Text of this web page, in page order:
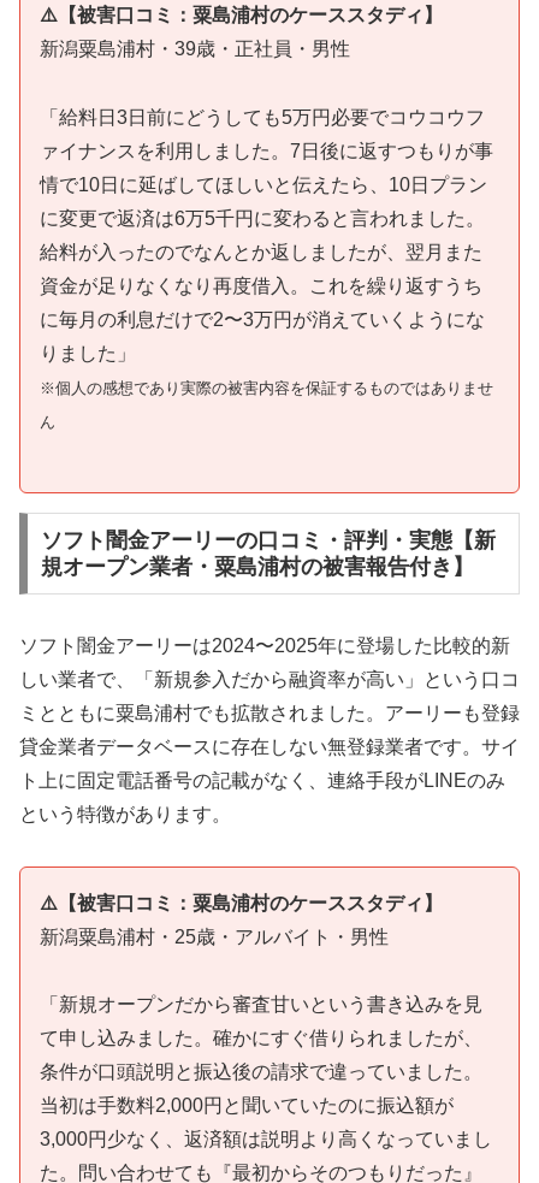
⚠️【被害口コミ：粟島浦村のケーススタディ】
新潟粟島浦村・39歳・正社員・男性
「給料日3日前にどうしても5万円必要でコウコウフ
ァイナンスを利用しました。7日後に返すつもりが事
情で10日に延ばしてほしいと伝えたら、10日プラン
に変更で返済は6万5千円に変わると言われました。
給料が入ったのでなんとか返しましたが、翌月また
資金が足りなくなり再度借入。これを繰り返すうち
に毎月の利息だけで2〜3万円が消えていくようにな
りました」
※個人の感想であり実際の被害内容を保証するものではありませ
ん
ソフト闇金アーリーの口コミ・評判・実態【新
規オープン業者・粟島浦村の被害報告付き】
ソフト闇金アーリーは2024〜2025年に登場した比較的新
しい業者で、「新規参入だから融資率が高い」という口コ
ミとともに粟島浦村でも拡散されました。アーリーも登録
貸金業者データベースに存在しない無登録業者です。サイ
ト上に固定電話番号の記載がなく、連絡手段がLINEのみ
という特徴があります。
⚠️【被害口コミ：粟島浦村のケーススタディ】
新潟粟島浦村・25歳・アルバイト・男性
「新規オープンだから審査甘いという書き込みを見
て申し込みました。確かにすぐ借りられましたが、
条件が口頭説明と振込後の請求で違っていました。
当初は手数料2,000円と聞いていたのに振込額が
3,000円少なく、返済額は説明より高くなっていまし
た。問い合わせても『最初からそのつもりだった』